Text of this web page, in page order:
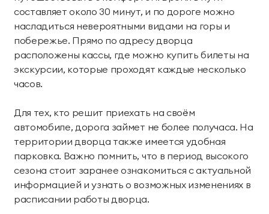
составляет около 30 минут, и по дороге можно
насладиться невероятными видами на горы и
побережье. Прямо по адресу дворца
расположены кассы, где можно купить билеты на
экскурсии, которые проходят каждые несколько
часов.
Для тех, кто решит приехать на своём
автомобиле, дорога займет не более получаса. На
территории дворца также имеется удобная
парковка. Важно помнить, что в период высокого
сезона стоит заранее ознакомиться с актуальной
информацией и узнать о возможных изменениях в
расписании работы дворца.